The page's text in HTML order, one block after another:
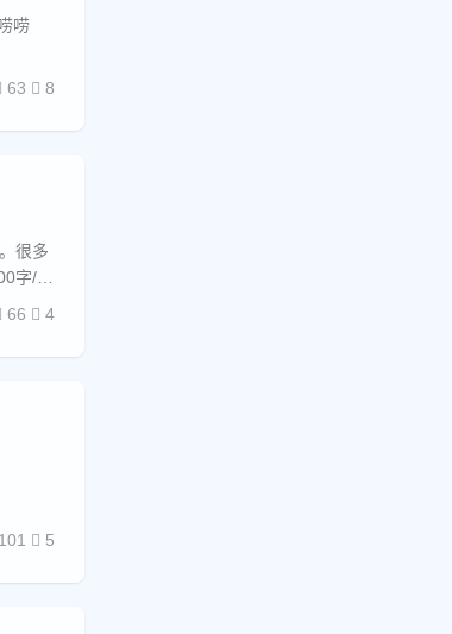
唠
63 8
很多
字/分
66 4
101 5